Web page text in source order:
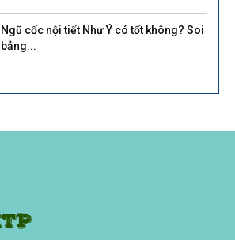
Ngũ cốc nội tiết Như Ý có tốt không? Soi
bảng...